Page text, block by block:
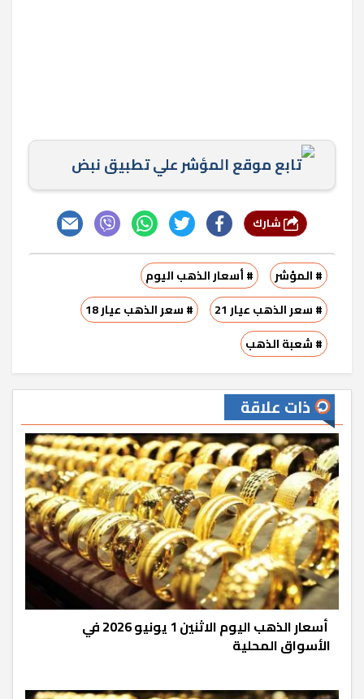
تابع موقع المؤشر علي تطبيق نبض
# المؤشر
# أسعار الذهب اليوم
# سعر الذهب عيار 21
# سعر الذهب عيار 18
# شعبة الذهب
ذات علاقة
أسعار الذهب اليوم الاثنين 1 يونيو 2026 في
الأسواق المحلية